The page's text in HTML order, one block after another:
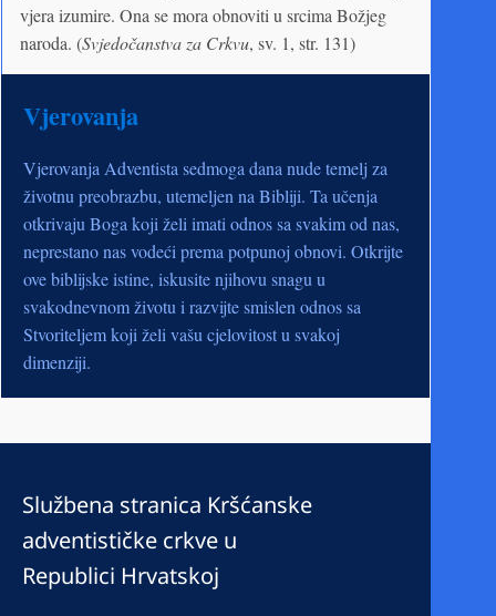
vjera izumire. Ona se mora obnoviti u srcima Božjeg
naroda. (Svjedočanstva za Crkvu, sv. 1, str. 131)
Vjerovanja
Vjerovanja Adventista sedmoga dana nude temelj za
životnu preobrazbu, utemeljen na Bibliji. Ta učenja
otkrivaju Boga koji želi imati odnos sa svakim od nas,
neprestano nas vodeći prema potpunoj obnovi. Otkrijte
ove biblijske istine, iskusite njihovu snagu u
svakodnevnom životu i razvijte smislen odnos sa
Stvoriteljem koji želi vašu cjelovitost u svakoj
dimenziji.
Službena stranica Kršćanske
adventističke crkve u
Republici Hrvatskoj